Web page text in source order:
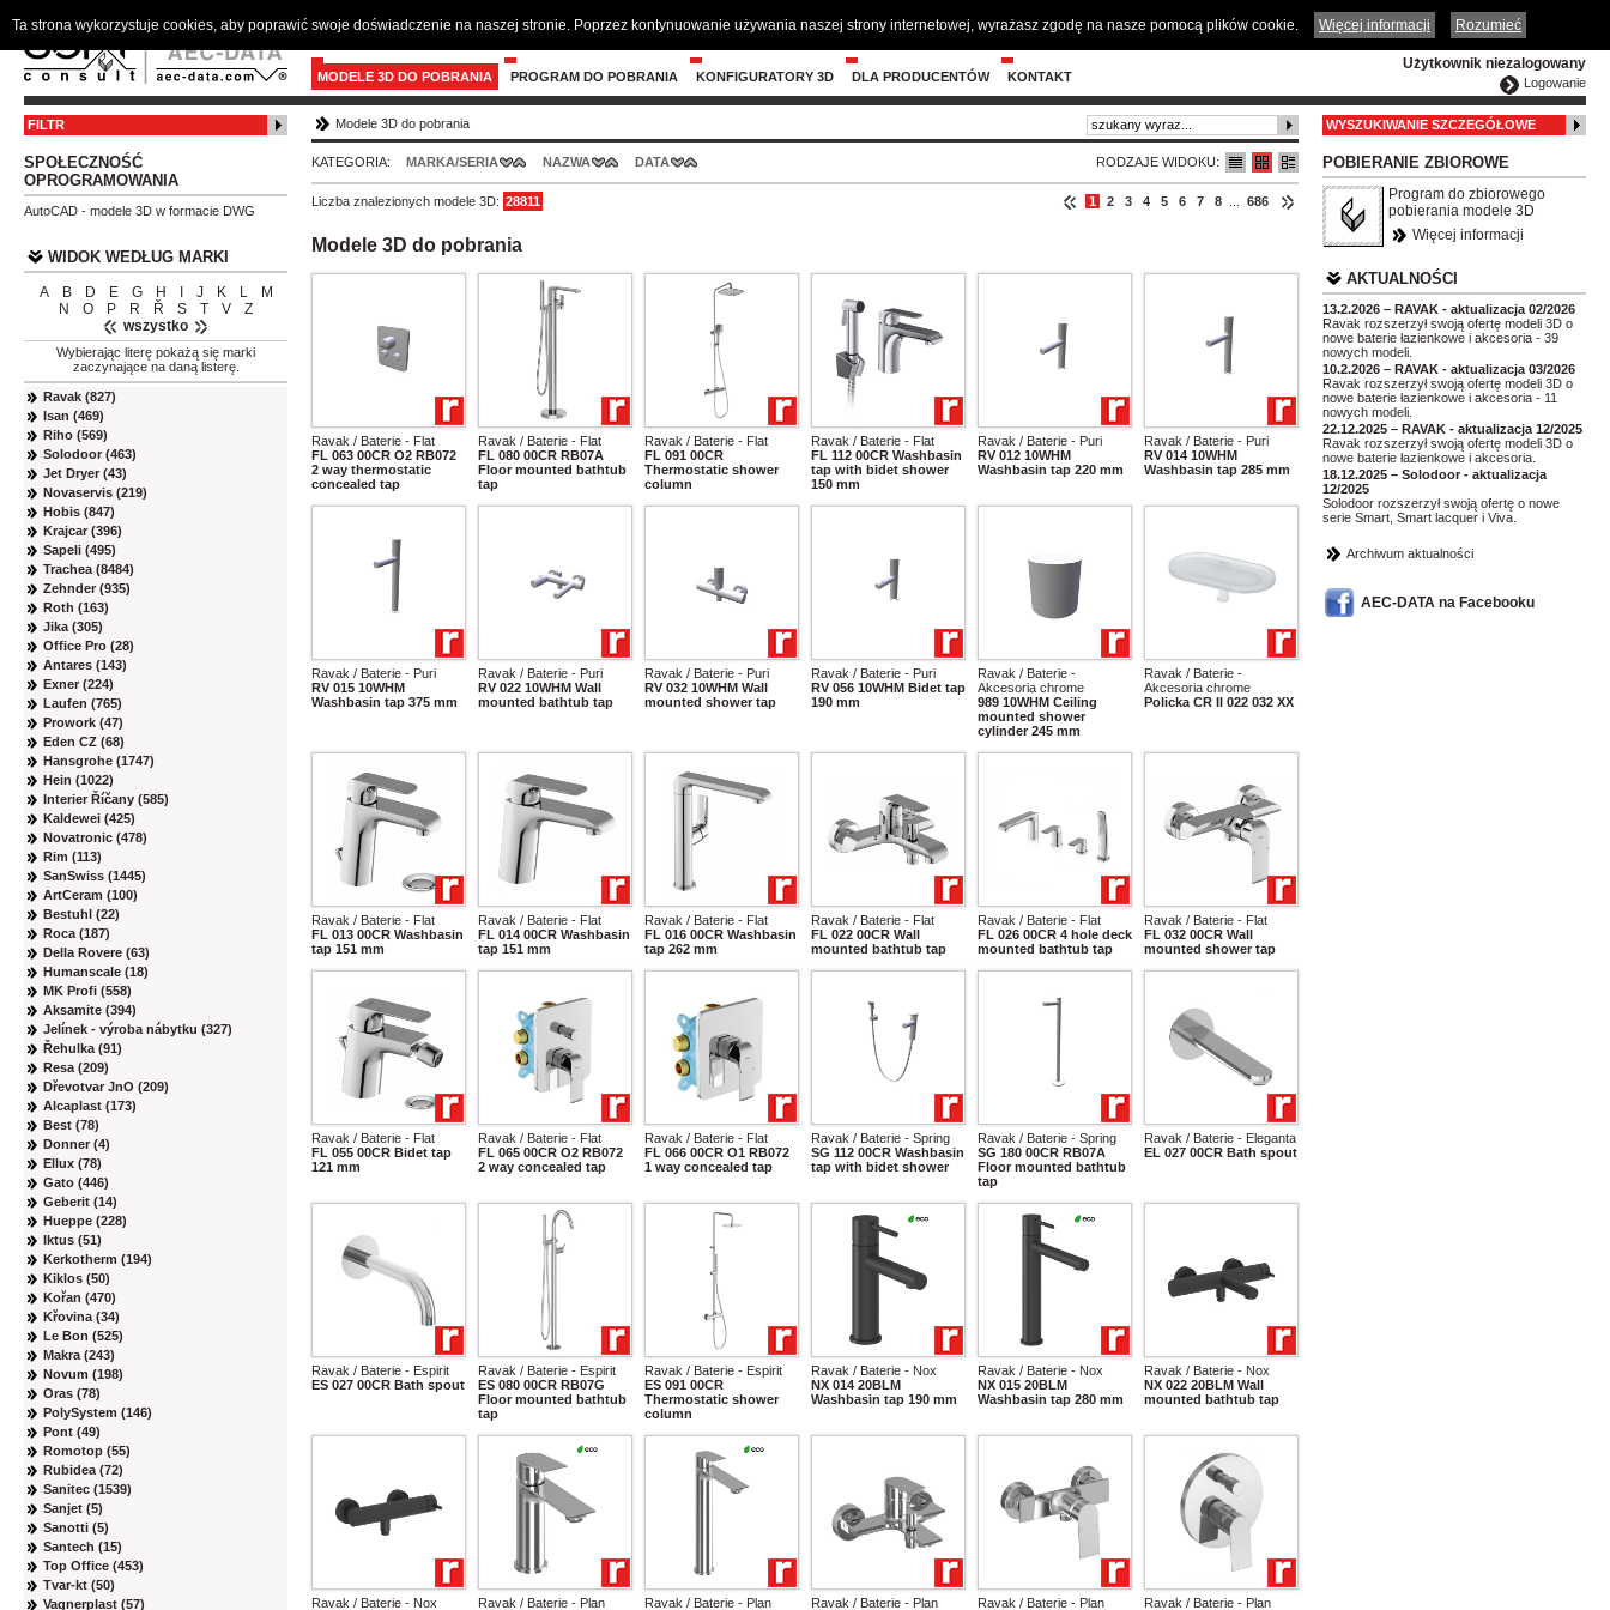
ČESKY ENGLISH DEUTSCH
Użytkownik niezalogowany
Logowanie
MODELE 3D DO POBRANIA PROGRAM DO POBRANIA KONFIGURATORY 3D DLA PRODUCENTÓW KONTAKT
FILTR
SPOŁECZNOŚĆ
OPROGRAMOWANIA
AutoCAD - modele 3D w formacie DWG
WIDOK WEDŁUG MARKI
A B D E G H J K L
M
N
O P R Ř S T V
Z
wszystko
Wybierając literę pokażą się marki
zaczynające na daną listerę.
Ravak (827)
Isan (469)
Riho (569)
Solodoor (463)
Jet Dryer (43)
Novaservis (219)
Hobis (847)
Krajcar (396)
Sapeli (495)
Trachea (8484)
Zehnder (935)
Roth (163)
Jika (305)
Office Pro (28)
Antares (143)
Exner (224)
Laufen (765)
Prowork (47)
Eden CZ (68)
Hansgrohe (1747)
Hein (1022)
Interier Říčany (585)
Kaldewei (425)
Novatronic (478)
Rim (113)
SanSwiss (1445)
ArtCeram (100)
Bestuhl (22)
Roca (187)
Della Rovere (63)
Humanscale (18)
MK Profi (558)
Aksamite (394)
Jelínek - výroba nábytku (327)
Řehulka (91)
Resa (209)
Dřevotvar JnO (209)
Alcaplast (173)
Best (78)
Donner (4)
Ellux (78)
Gato (446)
Geberit (14)
Hueppe (228)
Iktus (51)
Kerkotherm (194)
Kiklos (50)
Kořan (470)
Křovina (34)
Le Bon (525)
Makra (243)
Novum (198)
Oras (78)
PolySystem (146)
Pont (49)
Romotop (55)
Rubidea (72)
Sanitec (1539)
Sanjet (5)
Sanotti (5)
Santech (15)
Top Office (453)
Tvar-kt (50)
Vagnerplast (57)
Modele 3D do pobrania
RODZAJE WIDOKU:
KATEGORIA: MARKA/SERIA NAZWA DATA
1 2 3 4 5 6 7 8 686
Liczba znalezionych modele 3D: 28811
Modele 3D do pobrania
Ravak / Baterie - Flat
FL 063 00CR O2 RB072
2 way thermostatic
concealed tap
Ravak / Baterie - Flat
FL 080 00CR RB07A
Floor mounted bathtub
tap
Ravak / Baterie - Flat
FL 091 00CR
Thermostatic shower
column
Ravak / Baterie - Flat
FL 112 00CR Washbasin
tap with bidet shower
150 mm
Ravak / Baterie - Puri
RV 012 10WHM
Washbasin tap 220 mm
Ravak / Baterie - Puri
RV 014 10WHM
Washbasin tap 285 mm
Ravak / Baterie - Puri
RV 015 10WHM
Washbasin tap 375 mm
Ravak / Baterie - Puri
RV 022 10WHM Wall
mounted bathtub tap
Ravak / Baterie - Puri
RV 032 10WHM Wall
mounted shower tap
Ravak / Baterie - Puri
RV 056 10WHM Bidet tap
190 mm
Ravak / Baterie -
Akcesoria chrome
989 10WHM Ceiling
mounted shower
cylinder 245 mm
Ravak / Baterie -
Akcesoria chrome
Policka CR II 022 032 XX
Ravak / Baterie - Flat
FL 013 00CR Washbasin
tap 151 mm
Ravak / Baterie - Flat
FL 014 00CR Washbasin
tap 151 mm
Ravak / Baterie - Flat
FL 016 00CR Washbasin
tap 262 mm
Ravak / Baterie - Flat
FL 022 00CR Wall
mounted bathtub tap
Ravak / Baterie - Flat
FL 026 00CR 4 hole deck
mounted bathtub tap
Ravak / Baterie - Flat
FL 032 00CR Wall
mounted shower tap
Ravak / Baterie - Flat
FL 055 00CR Bidet tap
121 mm
Ravak / Baterie - Flat
FL 065 00CR O2 RB072
2 way concealed tap
Ravak / Baterie - Flat
FL 066 00CR O1 RB072
1 way concealed tap
Ravak / Baterie - Spring
SG 112 00CR Washbasin
tap with bidet shower
Ravak / Baterie - Spring
SG 180 00CR RB07A
Floor mounted bathtub
tap
Ravak / Baterie - Eleganta
EL 027 00CR Bath spout
Ravak / Baterie - Espirit
ES 027 00CR Bath spout
Ravak / Baterie - Espirit
ES 080 00CR RB07G
Floor mounted bathtub
tap
Ravak / Baterie - Espirit
ES 091 00CR
Thermostatic shower
column
Ravak / Baterie - Nox
NX 014 20BLM
Washbasin tap 190 mm
Ravak / Baterie - Nox
NX 015 20BLM
Washbasin tap 280 mm
Ravak / Baterie - Nox
NX 022 20BLM Wall
mounted bathtub tap
Ravak / Baterie - Nox Ravak / Baterie - Plan Ravak / Baterie - Plan Ravak / Baterie - Plan Ravak / Baterie - Plan Ravak / Baterie - Plan
WYSZUKIWANIE SZCZEGÓŁOWE
POBIERANIE ZBIOROWE
Program do zbiorowego
pobierania modele 3D
Więcej informacji
AKTUALNOŚCI
13.2.2026 – RAVAK - aktualizacja 02/2026
Ravak rozszerzył swoją ofertę modeli 3D o
nowe baterie łazienkowe i akcesoria - 39
nowych modeli.
10.2.2026 – RAVAK - aktualizacja 03/2026
Ravak rozszerzył swoją ofertę modeli 3D o
nowe baterie łazienkowe i akcesoria - 11
nowych modeli.
22.12.2025 – RAVAK - aktualizacja 12/2025
Ravak rozszerzył swoją ofertę modeli 3D o
nowe baterie łazienkowe i akcesoria.
18.12.2025 – Solodoor - aktualizacja
12/2025
Solodoor rozszerzył swoją ofertę o nowe
serie Smart, Smart lacquer i Viva.
Archiwum aktualności
AEC-DATA na Facebooku
Ta strona wykorzystuje cookies, aby poprawić swoje doświadczenie na naszej stronie. Poprzez kontynuowanie używania naszej strony internetowej, wyrażasz zgodę na nasze pomocą plików cookie. Więcej informacji Rozumieć